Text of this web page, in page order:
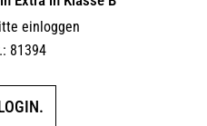
einloggen
81394